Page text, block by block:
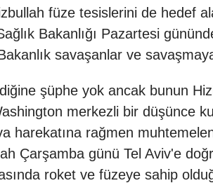
füze tesislerini de hedef
Bakanlığı Pazartesi
savaşanlar ve
şüphe yok ancak bunun
merkezli bir düşünce
harekatına rağmen
Çarşamba günü Tel Aviv'e
roket ve füzeye sahip